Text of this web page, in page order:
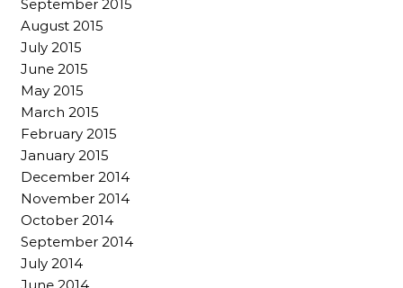
September 2015
August 2015
July 2015
June 2015
May 2015
March 2015
February 2015
January 2015
December 2014
November 2014
October 2014
September 2014
July 2014